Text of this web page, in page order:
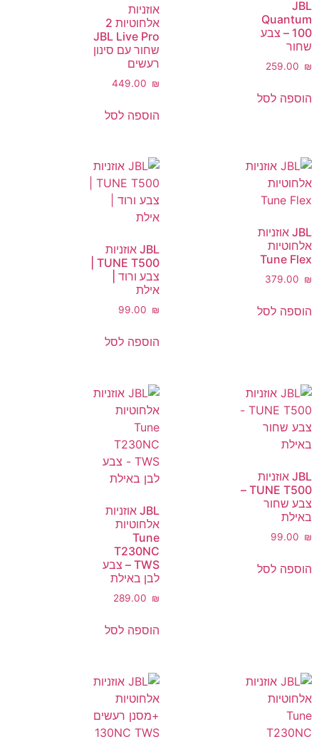
JBL
Quantum
100 – צבע
שחור
‎259.00 ₪
הוספה לסל
אוזניות
אלחוטיות 2
JBL Live Pro
שחור עם סינון
רעשים
‎449.00 ₪
הוספה לסל
JBL אוזניות
אלחוטיות
Tune Flex
‎379.00 ₪
הוספה לסל
JBL אוזניות
צבע ורוד |
אילת
‎99.00 ₪
הוספה לסל
JBL אוזניות
TUNE T500 –
צבע שחור
באילת
‎99.00 ₪
הוספה לסל
JBL אוזניות
אלחוטיות
Tune
T230NC
TWS – צבע
לבן באילת
‎289.00 ₪
הוספה לסל